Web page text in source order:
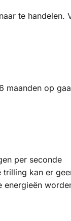
te handelen.
maanden op
per seconde
trilling kan er
energieën